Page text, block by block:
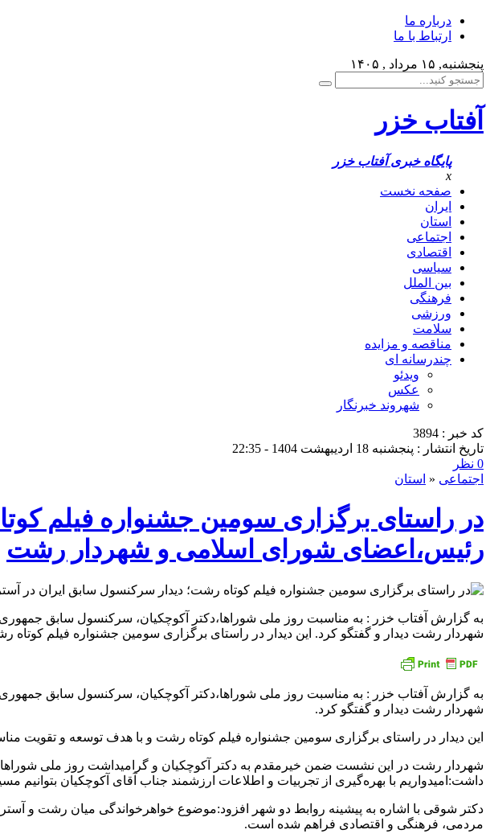
درباره ما
ارتباط با ما
پنجشنبه, ۱۵ مرداد , ۱۴۰۵
آفتاب خزر
پایگاه خبری آفتاب خزر
x
صفحه نخست
ایران
استان
اجتماعی
اقتصادی
سیاسی
بین الملل
فرهنگی
ورزشی
سلامت
مناقصه و مزایده
چندرسانه ای
ویدئو
عکس
شهروند خبرنگار
کد خبر : 3894
تاریخ انتشار : پنجشنبه 18 اردیبهشت 1404 - 22:35
0 نظر
اجتماعی « استان
در راستای برگزاری سومین جشنواره فیلم
رئیس،اعضای شورای اسلامی و شهردار رشت
به گزارش‌ آفتاب خزر : به مناسبت روز ملی شوراها،دکتر آکوچکیان، سرکنسول سابق
شهردار رشت دیدار و گفتگو کرد. این دیدار در راستای برگزاری سومین جشنواره فیلم
به گزارش‌ آفتاب خزر : به مناسبت روز ملی شوراها،دکتر آکوچکیان، سرکنسول سابق
شهردار رشت دیدار و گفتگو کرد.
این دیدار در راستای برگزاری سومین جشنواره فیلم کوتاه رشت و با هدف توسعه و
شهردار رشت در این نشست ضمن خیرمقدم به دکتر آکوچکیان و گرامیداشت روز ملی
داشت:امیدواریم با بهره‌گیری از تجربیات و اطلاعات ارزشمند جناب آقای آکوچکیان
دکتر شوقی با اشاره به پیشینه روابط دو شهر افزود:موضوع خواهرخواندگی میان رشت و
مردمی، فرهنگی و اقتصادی فراهم شده است.